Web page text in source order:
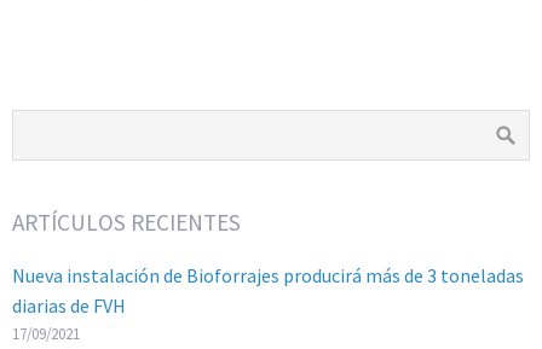
ARTÍCULOS RECIENTES
Nueva instalación de Bioforrajes producirá más de 3 toneladas
diarias de FVH
17/09/2021